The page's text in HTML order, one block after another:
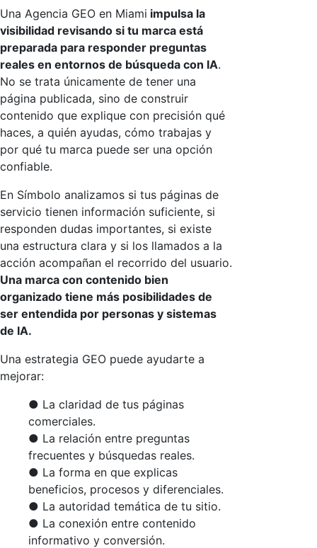
Una Agencia GEO en Miami impulsa la
visibilidad revisando si tu marca está
preparada para responder preguntas
reales en entornos de búsqueda con IA.
No se trata únicamente de tener una
página publicada, sino de construir
contenido que explique con precisión qué
haces, a quién ayudas, cómo trabajas y
por qué tu marca puede ser una opción
confiable.
En Símbolo analizamos si tus páginas de
servicio tienen información suficiente, si
responden dudas importantes, si existe
una estructura clara y si los llamados a la
acción acompañan el recorrido del usuario.
Una marca con contenido bien
organizado tiene más posibilidades de
ser entendida por personas y sistemas
de IA.
Una estrategia GEO puede ayudarte a
mejorar:
● La claridad de tus páginas
comerciales.
● La relación entre preguntas
frecuentes y búsquedas reales.
● La forma en que explicas
beneficios, procesos y diferenciales.
● La autoridad temática de tu sitio.
● La conexión entre contenido
informativo y conversión.